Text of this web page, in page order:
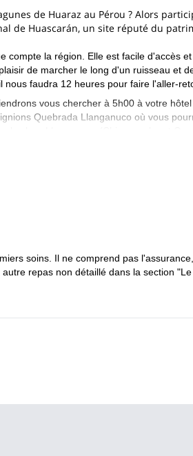
de Huaraz au Pérou ? Alors
de Huascarán, un site réputé du
compte la région. Elle est facile d'accès
de marcher le long d'un ruisseau et
faudra 12 heures pour faire l'aller-
vous chercher à 5h00 à votre
Quebrada Llanganuco où vous
En chemin, nous aurons des vues
arriverons vers 18 heures.
Cependant, vous devrez être prêt à
pour vous aider et vous guider à chaque
d'aventure en plein air extraordinaires
soins. Il ne comprend pas
repas non détaillé dans la section "Le